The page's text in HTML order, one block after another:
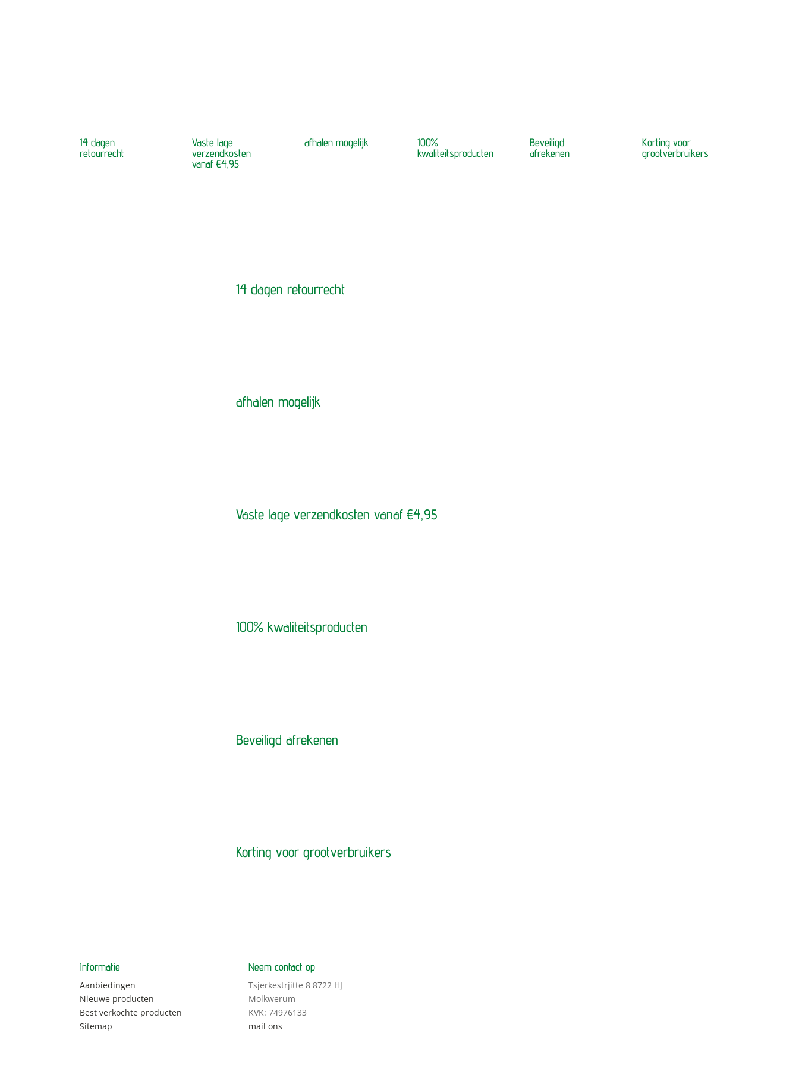
14 dagen
retourrecht
Vaste lage
verzendkosten
vanaf €4,95
afhalen mogelijk
100%
kwaliteitsproducten
Beveiligd
afrekenen
Korting voor
grootverbruikers
14 dagen retourrecht
afhalen mogelijk
Vaste lage verzendkosten vanaf €4,95
100% kwaliteitsproducten
Beveiligd afrekenen
Korting voor grootverbruikers
Informatie
Aanbiedingen
Nieuwe producten
Best verkochte producten
Sitemap
Neem contact op
Tsjerkestrjitte 8 8722 HJ
Molkwerum
KVK: 74976133
mail ons